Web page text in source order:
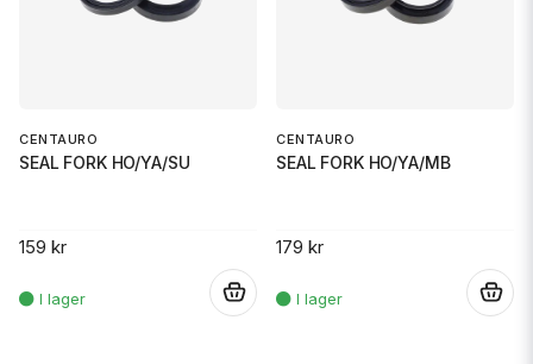
CENTAURO
SEAL FORK HO/YA/SU
159 kr
CENTAURO
SEAL FORK HO/YA/MB
179 kr